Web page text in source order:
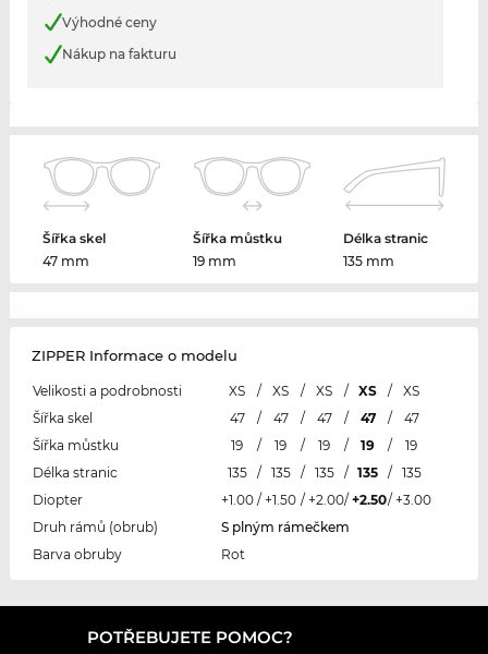
Výhodné ceny
Nákup na fakturu
Šířka skel
47 mm
Šířka můstku
19 mm
Délka stranic
135 mm
ZIPPER Informace o modelu
Velikosti a podrobnosti XS / XS / XS / XS /
XS
Šířka skel
47 / 47 / 47 / 47 /
47
Šířka můstku
19 / 19 / 19 / 19 /
19
Délka stranic
135 / 135 / 135 / 135 /
135
Diopter
+1.00 / +1.50 / +2.00/ +2.50/ +3.00
Druh rámů (obrub)
S plným rámečkem
Barva obruby
Rot
POTŘEBUJETE POMOC?